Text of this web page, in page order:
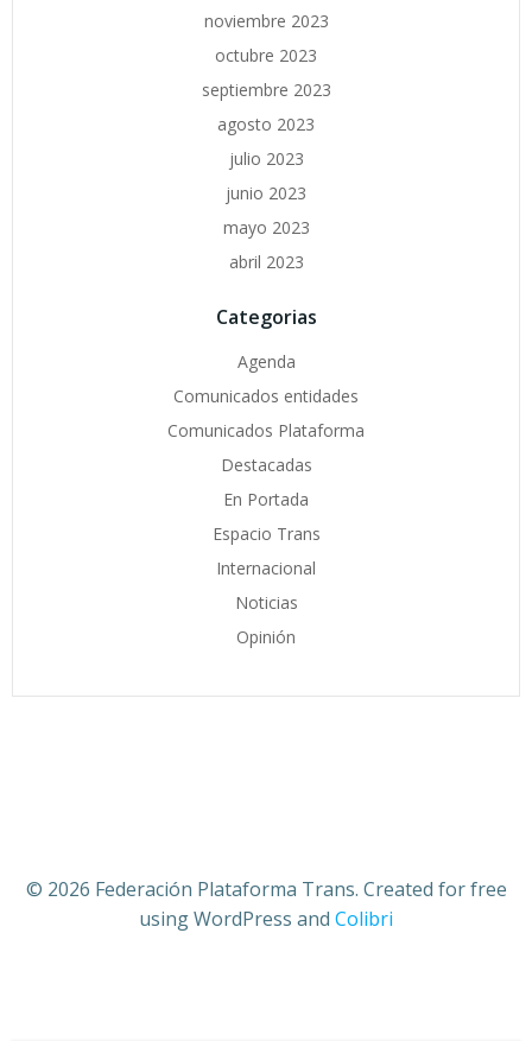
noviembre 2023
octubre 2023
septiembre 2023
agosto 2023
julio 2023
junio 2023
mayo 2023
abril 2023
Categorias
Agenda
Comunicados entidades
Comunicados Plataforma
Destacadas
En Portada
Espacio Trans
Internacional
Noticias
Opinión
© 2026 Federación Plataforma Trans. Created for free
using WordPress and Colibri